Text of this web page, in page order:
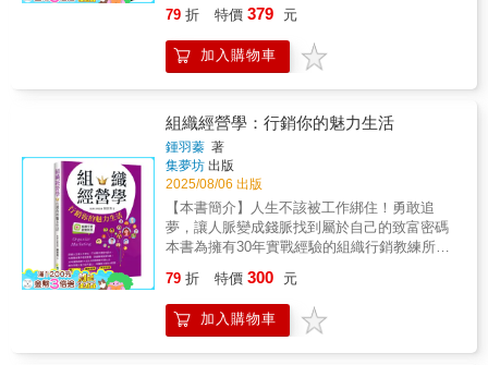
出發，走向一個品牌的世界觀。
——林盛斌（Bob Lam），香港著名主持人
享，這種以結果為導向的思維方式，不僅能夠
幫助讀者建立正確的營銷觀念，更能在實際操
作中達到事半功倍的效果。」——Angus
好吸收書中的內容，相信你一定能在自己的事
業中找到突破，甚至像 Nic一樣站上屬於你自己
的成功舞台！」——Jerry Huang，百萬課程學
院創辦人「我最有共鳴的位置，反而是在他的
早年創業故事，因為他所中過的伏，無形中是
在給啟示予你和我，以後不要再走無謂的冤枉
路，倒不如好好參考他的成功方式。」——
完這本書後，你會對營銷有全新的理解，並且
能夠將Nick的營銷智慧運用到實際工作中，取
得更大的成功。」——Ellen Lin，跨境電商專
遜電商類暢銷書、4.9星高分好評★你是否曾想
過，可以不再追求單次的銷售業績，而是建立
一個每月能帶來穩定收入與獲利的事業？擁有
模式，從單次銷售轉型為穩定、可預測的經常
性收入，讓獲利最大化，經營壓力最小化。除
了你最想知道的經營祕訣：◎如何透過三個明
顯的跡象，幫你辨別是否擁有完美的會員市
場？◎如何輕鬆吸引新會員——即使你不喜歡
「銷售」？◎為何停止招收會員反而能讓你的
業務更快速、爆炸性成長？◎如何創造會員無
法抗拒的方案，讓他們不斷回購？◎在前三十
天該做些什麼，才能讓會員的終身價值增加三
蓋建立成功會員計畫的關鍵步驟：1. 奠定基
礎：探討會員模式是否適合你的事業，如何進
行市場調查了解顧客，並建立「訊息地圖」來
79 折 特價 379 元
加入購物車
組織經營學：行銷你的魅力生活
鍾羽蓁 著
集夢坊 出版
2025/08/06 出版
【本書簡介】人生不該被工作綁住！勇敢追
夢，讓人脈變成錢脈找到屬於自己的致富密碼
本書為擁有30年實戰經驗的組織行銷教練所
期望讀者能理解其中的道理，並應用在日常之
中，創造更好的生活品質；也期望能吸引到對
組織行銷或追逐財富自由有興趣的夥伴一同投
79 折 特價 300 元
加入購物車